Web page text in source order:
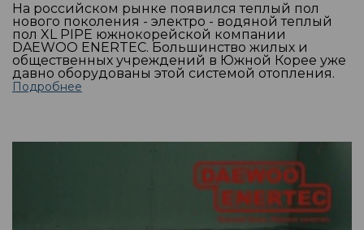
На российском рынке появился теплый пол
нового поколения - электро - водяной теплый
пол XL PIPE южнокорейской компании
DAEWOO ENERTEC. Большинство жилых и
общественных учреждений в Южной Корее уже
давно оборудованы этой системой отопления.
Подробнее